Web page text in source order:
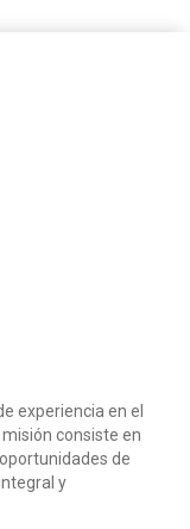
experiencia en el
consiste en
de
y